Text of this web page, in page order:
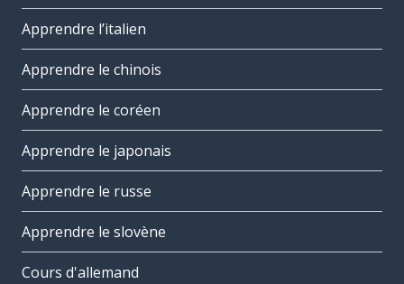
Apprendre l’italien
Apprendre le chinois
Apprendre le coréen
Apprendre le japonais
Apprendre le russe
Apprendre le slovène
Cours d'allemand